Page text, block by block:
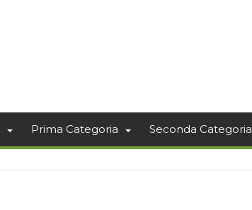
Prima Categoria Seconda Categoria